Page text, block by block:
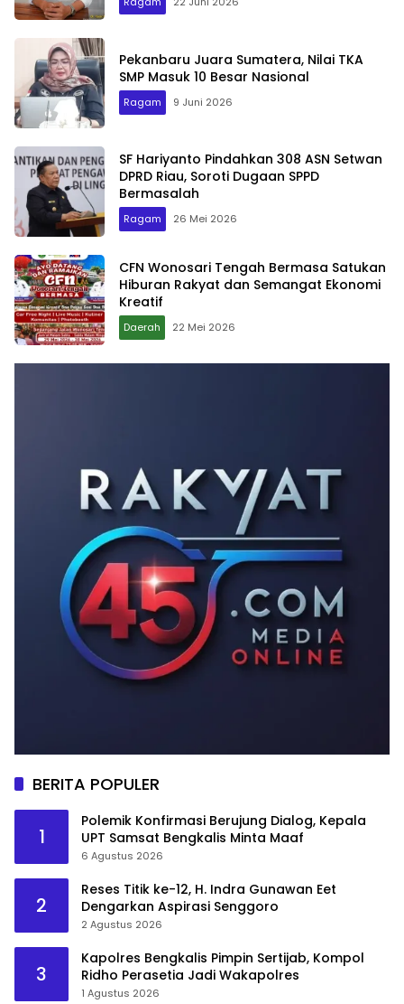
Pekanbaru Juara Sumatera, Nilai TKA
SMP Masuk 10 Besar Nasional
Ragam 9 Juni 2026
SF Hariyanto Pindahkan 308 ASN Setwan
DPRD Riau, Soroti Dugaan SPPD
Bermasalah
Ragam 26 Mei 2026
CFN Wonosari Tengah Bermasa Satukan
Hiburan Rakyat dan Semangat Ekonomi
Kreatif
Daerah 22 Mei 2026
BERITA POPULER
1
Polemik Konfirmasi Berujung Dialog, Kepala
UPT Samsat Bengkalis Minta Maaf
6 Agustus 2026
2
Reses Titik ke-12, H. Indra Gunawan Eet
Dengarkan Aspirasi Senggoro
2 Agustus 2026
3
Kapolres Bengkalis Pimpin Sertijab, Kompol
Ridho Perasetia Jadi Wakapolres
1 Agustus 2026